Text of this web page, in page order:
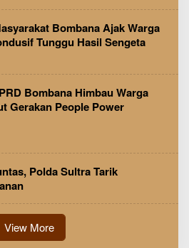
Bombana Ajak Warga
Tunggu Hasil Sengeta
Bombana Himbau Warga
Gerakan People Power
Polda Sultra Tarik
View More